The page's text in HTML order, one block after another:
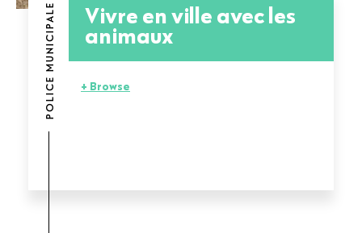
POLICE MUNICIPALE Vivre en ville avec les
animaux
+ Browse